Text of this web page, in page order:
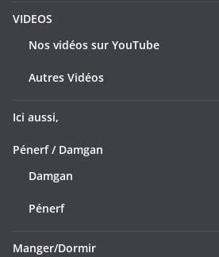
VIDEOS
Nos vidéos sur YouTube
Autres Vidéos
Ici aussi,
Pénerf / Damgan
Damgan
Pénerf
Manger/Dormir